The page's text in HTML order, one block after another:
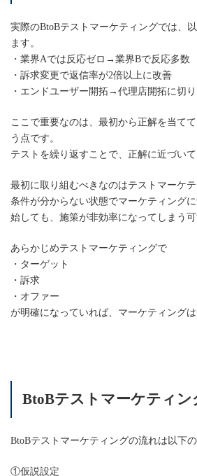
実際のBtoBテストマーケティングでは、
ます。
・業界Aでは反応ゼロ→業界Bで反応多数
・訴求変更で返信率が2倍以上に改善
・エンドユーザー開拓→代理店開拓に切
ここで重要なのは、最初から正解を当て
う点です。
テストを繰り返すことで、正解に近づいて
最初に取り組むべきなのはテストマーケ
条件が分からない状態でマーケティング
始しても、施策が非効率になってしまう可
あらかじめテストマーケティングで
・ターゲット
・訴求
・オファー
が明確になっていれば、マーケティングは
BtoBテストマーケティン
BtoBテストマーケティングの流れは以下の
①仮説設定